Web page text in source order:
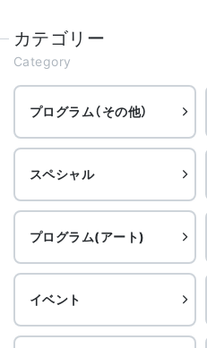
カテゴリー
Category
プログラム（その他）
スペシャル
プログラム(アート)
イベント